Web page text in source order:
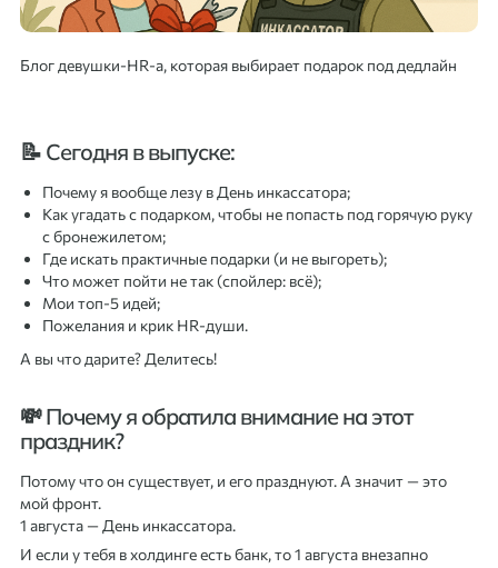
Блог девушки-HR-а, которая выбирает подарок под дедлайн
📝 Сегодня в выпуске:
Почему я вообще лезу в День инкассатора;
Как угадать с подарком, чтобы не попасть под горячую руку
с бронежилетом;
Где искать практичные подарки (и не выгореть);
Что может пойти не так (спойлер: всё);
Мои топ-5 идей;
Пожелания и крик HR-души.
А вы что дарите? Делитесь!
💸 Почему я обратила внимание на этот
праздник?
Потому что он существует, и его празднуют. А значит — это
мой фронт.
1 августа — День инкассатора.
И если у тебя в холдинге есть банк, то 1 августа внезапно